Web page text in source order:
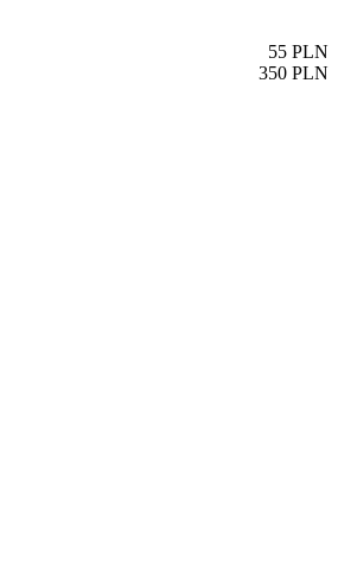
55 PLN
350 PLN